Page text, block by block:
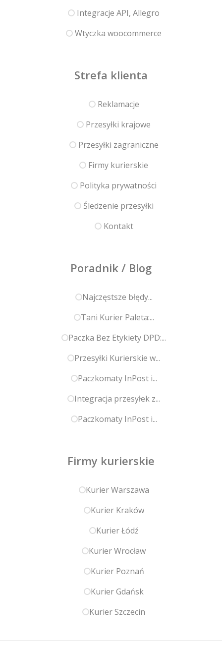
Integracje API, Allegro
Wtyczka woocommerce
Strefa klienta
Reklamacje
Przesyłki krajowe
Przesyłki zagraniczne
Firmy kurierskie
Polityka prywatności
Śledzenie przesyłki
Kontakt
Poradnik / Blog
Najczęstsze błędy...
Tani Kurier Paleta:...
Paczka Bez Etykiety DPD:...
Przesyłki Kurierskie w...
Paczkomaty InPost i...
Integracja przesyłek z...
Paczkomaty InPost i...
Firmy kurierskie
Kurier Warszawa
Kurier Kraków
Kurier Łódź
Kurier Wrocław
Kurier Poznań
Kurier Gdańsk
Kurier Szczecin